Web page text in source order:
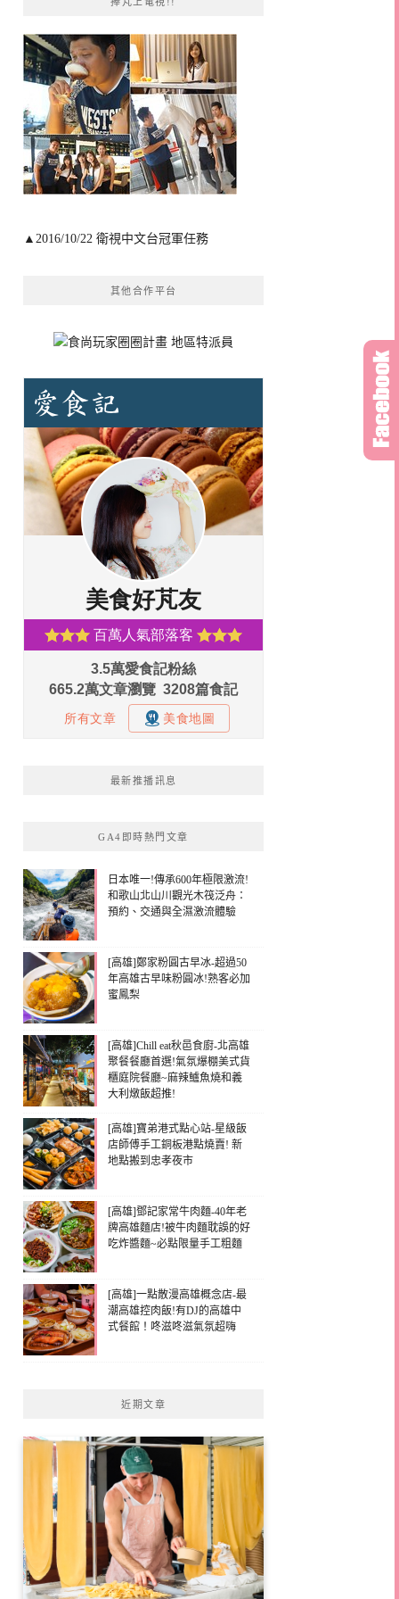
▲2016/10/22 衛視中文台冠軍任務
其他合作平台
最新推播訊息
GA4即時熱門文章
日本唯一!傳承600年極限激流!
和歌山北山川觀光木筏泛舟：
預約、交通與全濕激流體驗
[高雄]鄭家粉圓古早冰-超過50
年高雄古早味粉圓冰!熟客必加
蜜鳳梨
[高雄]Chill eat秋邑食廚-北高雄
聚餐餐廳首選!氣氛爆棚美式貨
櫃庭院餐廳~麻辣鱸魚燒和義
大利燉飯超推!
[高雄]寶弟港式點心站-星級飯
店師傅手工銅板港點燒賣! 新
地點搬到忠孝夜市
[高雄]鄧記家常牛肉麵-40年老
牌高雄麵店!被牛肉麵耽誤的好
吃炸醬麵~必點限量手工粗麵
[高雄]一點散漫高雄概念店-最
潮高雄控肉飯!有DJ的高雄中
式餐館！咚滋咚滋氣氛超嗨
近期文章